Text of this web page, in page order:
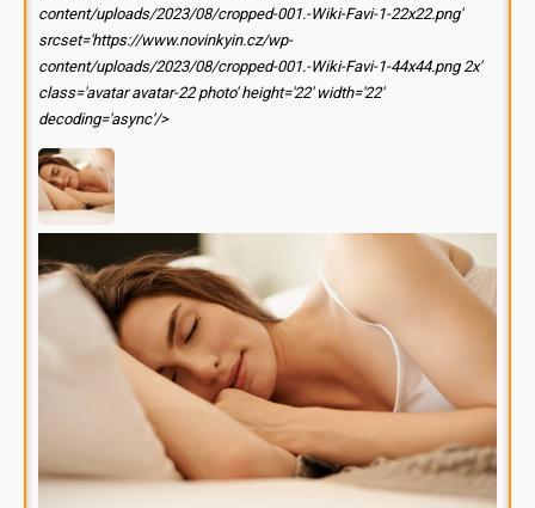
content/uploads/2023/08/cropped-001.-Wiki-Favi-1-22x22.png'
srcset='https://www.novinkyin.cz/wp-
content/uploads/2023/08/cropped-001.-Wiki-Favi-1-44x44.png 2x'
class='avatar avatar-22 photo' height='22' width='22'
decoding='async'/>